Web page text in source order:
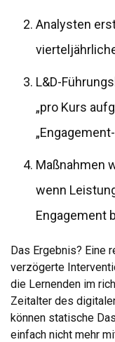
Analysten
L&D-
„pro Kurs
Maßnahmen
wenn
Engagement
Das Ergebnis? Eine
verzögerte
die Lernenden im
Zeitalter des
können statische
einfach nicht mehr